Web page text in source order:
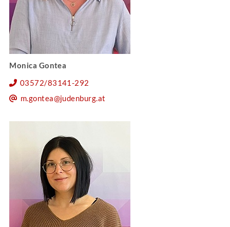
Monica Gontea
03572/83141-292
m.gontea@judenburg.at